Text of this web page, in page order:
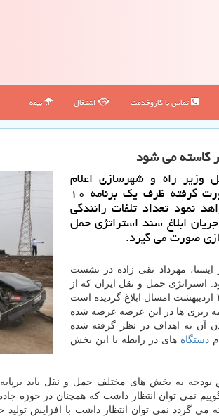
تماس با كاروخدمت اشتغال بیمه
وزیر راه و شهرسازی اعلام
نمود: با برنامه ریزی های صورت گرفته ظرف یك برنامه ۱۰
نمود تعداد تلفات رانندگی
ابلاغ سند استراتژی حمل
صورت می گیرد.
مهرداد تقی زاده در نشست
استراتژی حمل و نقل ایران كه از
جانب وزیر راه و شهرسازی در ۲۶ اردیبهشت امسال ابلاغ گردیده است
ریزی ها در این عرصه عرضه شده
آن به اهداف در نظر گرفته شده
دستگاه های در رابطه با این بخش
بودجه به بخش های مختلف حمل و نقل باید
نمی توان انتظار داشت كه همچنان در حوزه
می گردد نمی توان انتظار داشت با افزایش